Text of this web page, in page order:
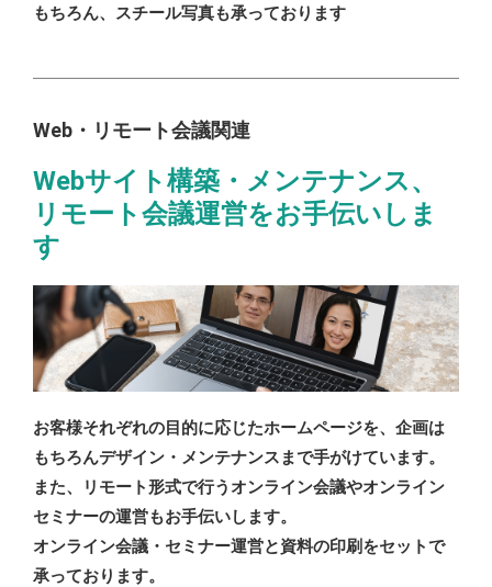
もちろん、スチール写真も承っております
Web・リモート会議関連
Webサイト構築・メンテナンス、
リモート会議運営をお手伝いしま
す
お客様それぞれの目的に応じたホームページを、企画は
もちろんデザイン・メンテナンスまで手がけています。
また、リモート形式で行うオンライン会議やオンライン
セミナーの運営もお手伝いします。
オンライン会議・セミナー運営と資料の印刷をセットで
承っております。